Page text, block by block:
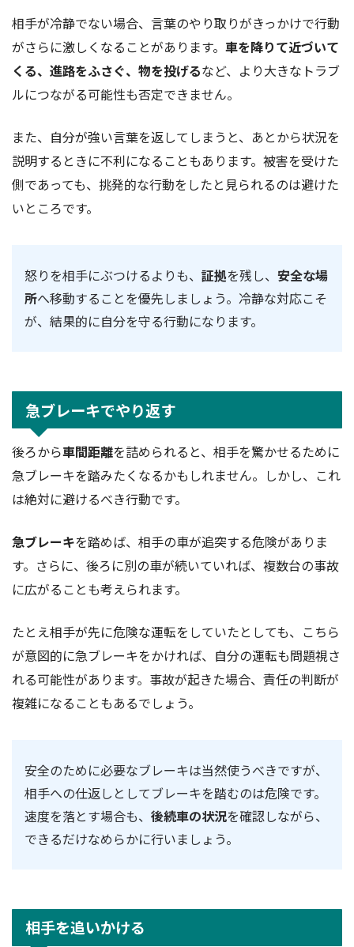
相手が冷静でない場合、言葉のやり取りがきっかけで行動
がさらに激しくなることがあります。 車を降りて近づいて
くる、進路をふさぐ、物を投げるなど、より大きなトラブ
ルにつながる可能性も否定できません。
また、自分が強い言葉を返してしまうと、あとから状況を
説明するときに不利になることもあります。被害を受けた
側であっても、挑発的な行動をしたと見られるのは避けた
いところです。
怒りを相手にぶつけるよりも、 証拠を残し、 安全な場
所へ移動することを優先しましょう。冷静な対応こそ
が、結果的に自分を守る行動になります。
急ブレーキでやり返す
後ろから車間距離を詰められると、相手を驚かせるために
急ブレーキを踏みたくなるかもしれません。しかし、これ
は絶対に避けるべき行動です。
急ブレーキを踏めば、相手の車が追突する危険がありま
す。さらに、後ろに別の車が続いていれば、複数台の事故
に広がることも考えられます。
たとえ相手が先に危険な運転をしていたとしても、こちら
が意図的に急ブレーキをかければ、自分の運転も問題視さ
れる可能性があります。事故が起きた場合、責任の判断が
複雑になることもあるでしょう。
安全のために必要なブレーキは当然使うべきですが、
相手への仕返しとしてブレーキを踏むのは危険です。
速度を落とす場合も、 後続車の状況を確認しながら、
できるだけなめらかに行いましょう。
相手を追いかける